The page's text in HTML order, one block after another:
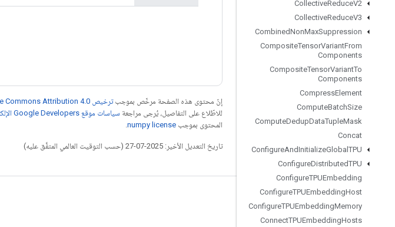
CollectiveReduceV2
CollectiveReduceV3
CombinedNonMaxSuppression
CompositeTensorVariantFrom
Components
CompositeTensorVariantTo
Components
CompressElement
ComputeBatchSize
ComputeDedupDataTupleMask
Concat
ConfigureAndInitializeGlobal TPU
ConfigureDistributedTPU
ConfigureTPUEmbedding
ConfigureTPUEmbeddingHost
ConfigureTPUEmbeddingMemory
ConnectTPUEmbeddingHosts
إنّ محتوى هذه الصفحة مرخّص بموجبترخيص Creative Commons Attribution 4.0‏
للاطّلاع على التفاصيل، يُرجى مراجعة سياسات موقع Google Developers الإلكتروني
المحتوى بموجب numpy license
تاريخ التعديل الأخير: 2025-07-27 (حسب التوقيت العالمي المتفَّق عليه)
التواصل الاجتماعي
المدوّنة